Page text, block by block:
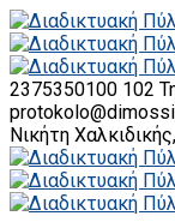
2375350100 102
Νικήτη